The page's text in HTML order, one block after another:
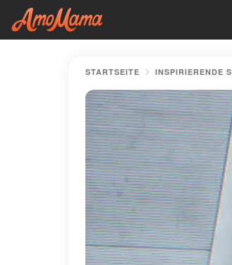
STARTSEITE INSPIRIERENDE